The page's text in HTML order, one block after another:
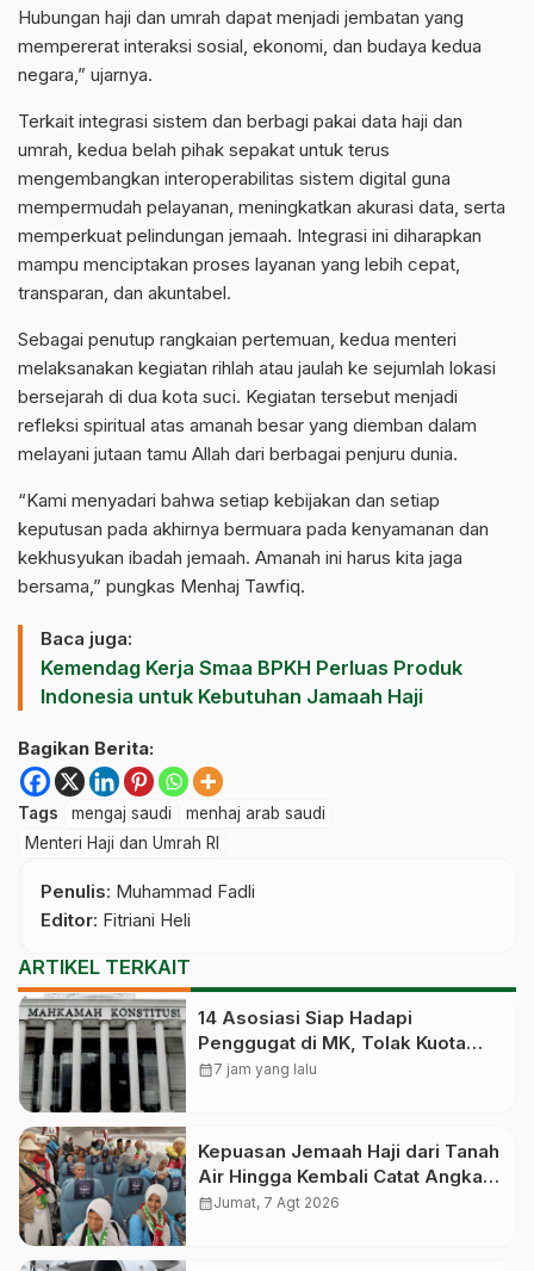
Hubungan haji dan umrah dapat menjadi jembatan yang
mempererat interaksi sosial, ekonomi, dan budaya kedua
negara,” ujarnya.
Terkait integrasi sistem dan berbagi pakai data haji dan
umrah, kedua belah pihak sepakat untuk terus
mengembangkan interoperabilitas sistem digital guna
mempermudah pelayanan, meningkatkan akurasi data, serta
memperkuat pelindungan jemaah. Integrasi ini diharapkan
mampu menciptakan proses layanan yang lebih cepat,
transparan, dan akuntabel.
Sebagai penutup rangkaian pertemuan, kedua menteri
melaksanakan kegiatan rihlah atau jaulah ke sejumlah lokasi
bersejarah di dua kota suci. Kegiatan tersebut menjadi
refleksi spiritual atas amanah besar yang diemban dalam
melayani jutaan tamu Allah dari berbagai penjuru dunia.
“Kami menyadari bahwa setiap kebijakan dan setiap
keputusan pada akhirnya bermuara pada kenyamanan dan
kekhusyukan ibadah jemaah. Amanah ini harus kita jaga
bersama,” pungkas Menhaj Tawfiq.
Baca juga:
Kemendag Kerja Smaa BPKH Perluas Produk
Indonesia untuk Kebutuhan Jamaah Haji
Bagikan Berita:
Tags mengaj saudi
menhaj arab saudi
Menteri Haji dan Umrah RI
Penulis: Muhammad Fadli
Editor: Fitriani Heli
ARTIKEL TERKAIT
14 Asosiasi Siap Hadapi
Penggugat di MK, Tolak Kuota
Haji Khusus 8 Persen Dihapus
calendar_month7 jam yang lalu
Kepuasan Jemaah Haji dari Tanah
Air Hingga Kembali Catat Angka
83,28 Persen
calendar_monthJumat, 7 Agt 2026